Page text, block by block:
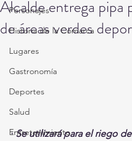
Personajes
Historia de la Comarca
Lugares
Gastronomía
Deportes
Salud
Entretenimiento
Alcalde entrega pipa
de áreas verdes
· Se utilizará para el riego